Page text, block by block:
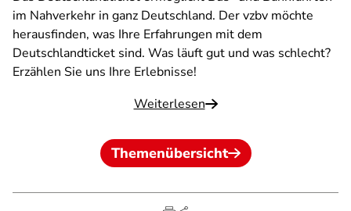
im Nahverkehr in ganz Deutschland. Der vzbv möchte
herausfinden, was Ihre Erfahrungen mit dem
Deutschlandticket sind. Was läuft gut und was schlecht?
Erzählen Sie uns Ihre Erlebnisse!
Weiterlesen
Themenübersicht